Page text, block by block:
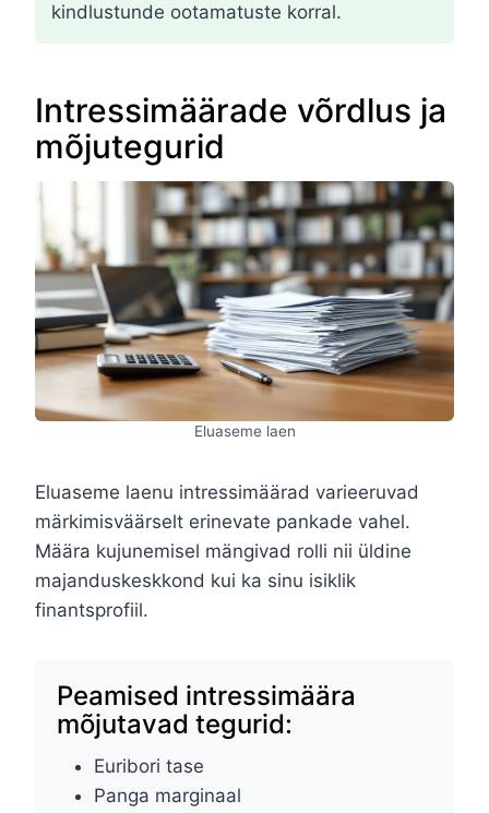
kindlustunde ootamatuste korral.
Intressimäärade võrdlus ja
mõjutegurid
Eluaseme laen
Eluaseme laenu intressimäärad varieeruvad
märkimisväärselt erinevate pankade vahel.
Määra kujunemisel mängivad rolli nii üldine
majanduskeskkond kui ka sinu isiklik
finantsprofiil.
Peamised intressimäära
mõjutavad tegurid:
Euribori tase
Panga marginaal